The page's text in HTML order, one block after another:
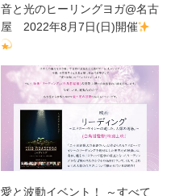
音と光のヒーリングヨガ@名古
屋 2022年8月7日(日)開催
愛と波動イベント！ ～すべて